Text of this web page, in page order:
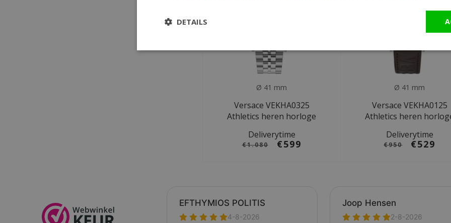
Ø 41 mm
Versace VEKHA0325
Athletics heren horloge
Deliverytime
€1.080 €599
Ø 41 mm
Versace VEKHA0125
Athletics heren
Deliverytime
€950 €529
DETAILS